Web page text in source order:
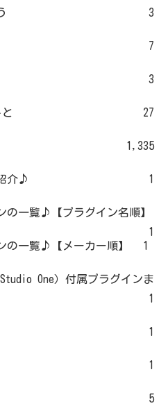
3
7
3
27
1,335
介♪ 1
の一覧♪【プラグイン名順】
1
の一覧♪【メーカー順】
1
One）付属プラグインま
1
1
1
5